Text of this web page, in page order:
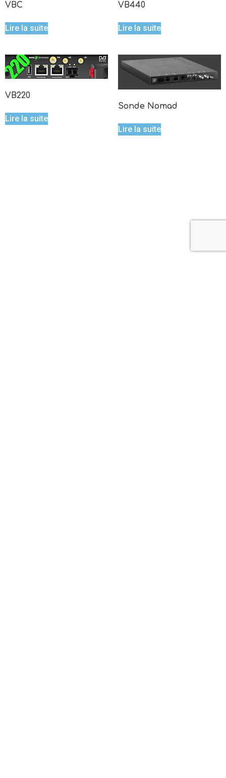
VBC
Lire la suite
VB440
Lire la suite
VB220
Lire la suite
Sonde Nomad
Lire la suite